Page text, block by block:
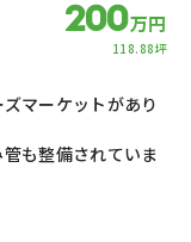
200万円
118.88坪
マーケットがあり
も整備されていま